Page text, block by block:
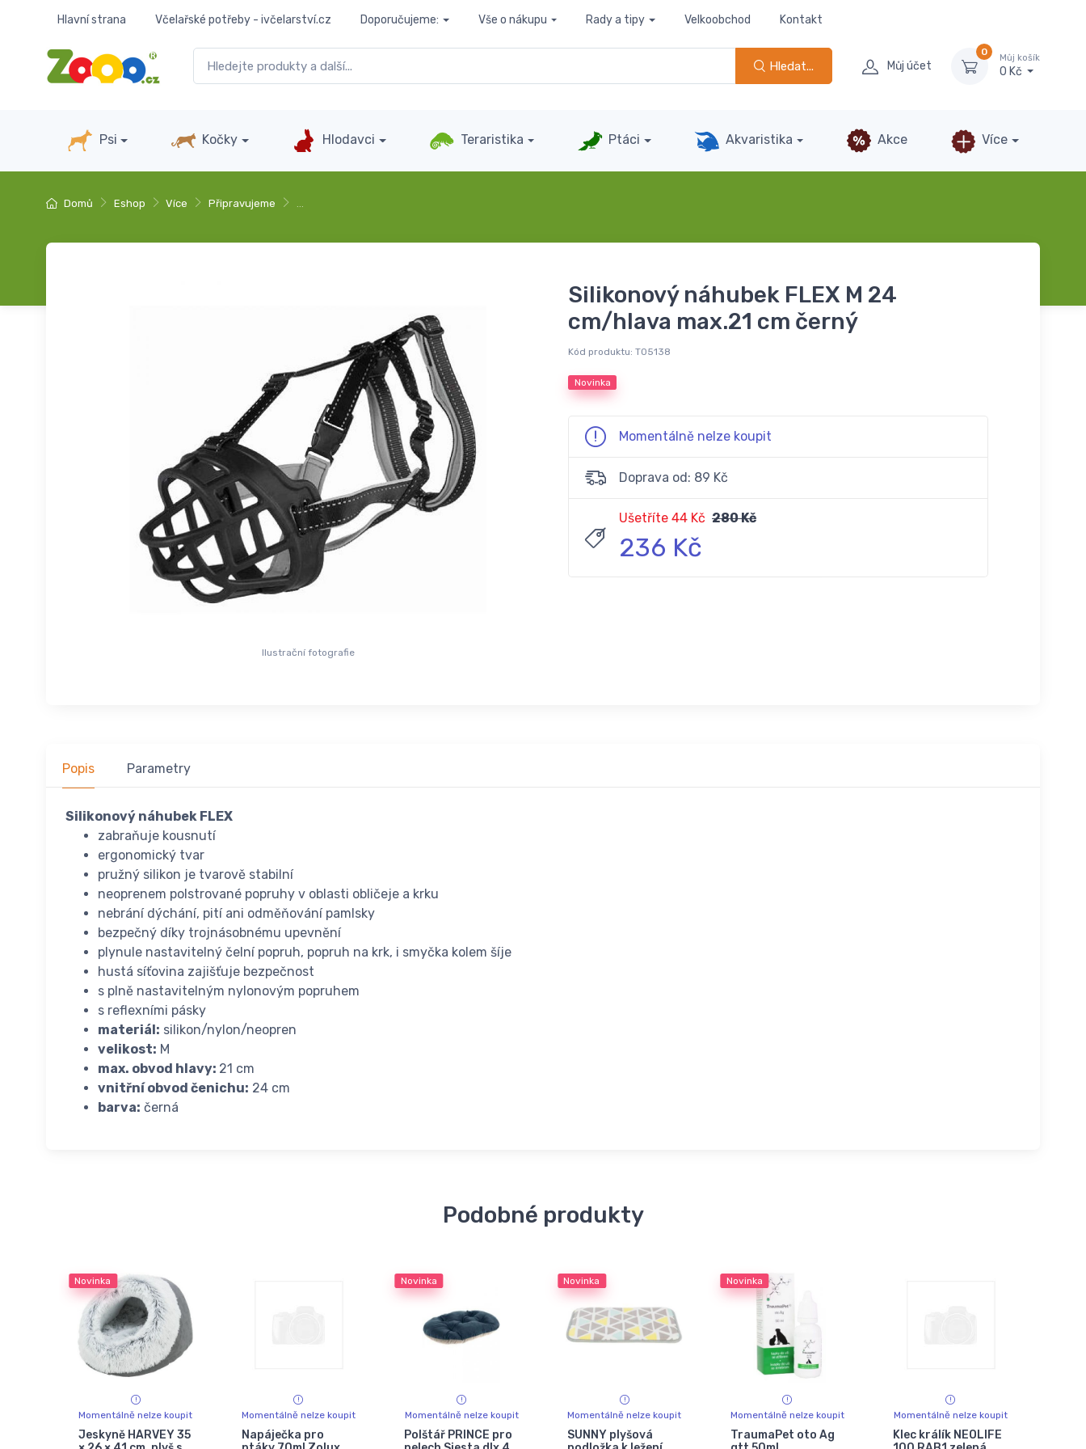
Hlavní strana Včelařské potřeby - ivčelarství.cz Doporučujeme: Vše o nákupu Rady a tipy Velkoobchod Kontakt
Hledat... Můj účet
0
Můj košík
0 Kč
Psi Kočky Hlodavci Teraristika Ptáci Akvaristika Akce Více
Domů Eshop Více Připravujeme …
Ilustrační fotografie
Silikonový náhubek FLEX M 24
cm/hlava max.21 cm černý
Kód produktu: T05138
Novinka
Momentálně nelze koupit
Doprava od: 89 Kč
Ušetříte 44 Kč 280 Kč
236 Kč
Popis Parametry
Silikonový náhubek FLEX
zabraňuje kousnutí
ergonomický tvar
pružný silikon je tvarově stabilní
neoprenem polstrované popruhy v oblasti obličeje a krku
nebrání dýchání, pití ani odměňování pamlsky
bezpečný díky trojnásobnému upevnění
plynule nastavitelný čelní popruh, popruh na krk, i smyčka kolem šíje
hustá síťovina zajišťuje bezpečnost
s plně nastavitelným nylonovým popruhem
s reflexními pásky
materiál: silikon/nylon/neopren
velikost: M
max. obvod hlavy: 21 cm
vnitřní obvod čenichu: 24 cm
barva: černá
Podobné produkty
Novinka
Momentálně nelze koupit
Jeskyně HARVEY 35
Momentálně nelze koupit
Napáječka pro
Novinka
Momentálně nelze koupit
Polštář PRINCE pro
Novinka
Momentálně nelze koupit
SUNNY plyšová
Novinka
Momentálně nelze koupit
TraumaPet oto Ag
Momentálně nelze koupit
Klec králík NEOLIFE